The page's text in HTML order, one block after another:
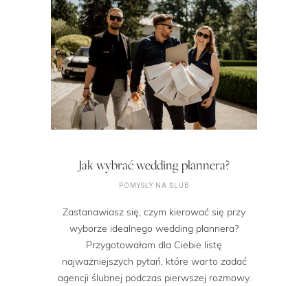
Jak wybrać wedding plannera?
POMYSŁY NA ŚLUB
Zastanawiasz się, czym kierować się przy
wyborze idealnego wedding plannera?
Przygotowałam dla Ciebie listę
najważniejszych pytań, które warto zadać
agencji ślubnej podczas pierwszej rozmowy.